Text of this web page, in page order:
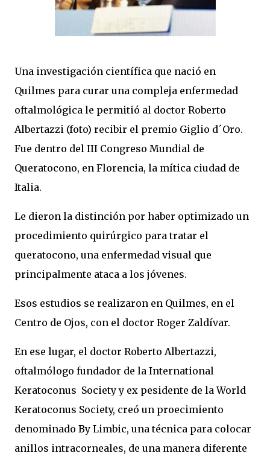
Una investigación científica que nació en
Quilmes para curar una compleja enfermedad
oftalmológica le permitió al doctor Roberto
Albertazzi (foto) recibir el premio Giglio d´Oro.
Fue dentro del III Congreso Mundial de
Queratocono, en Florencia, la mítica ciudad de
Italia.
Le dieron la distinción por haber optimizado un
procedimiento quirúrgico para tratar el
queratocono, una enfermedad visual que
principalmente ataca a los jóvenes.
Esos estudios se realizaron en Quilmes, en el
Centro de Ojos, con el doctor Roger Zaldívar.
En ese lugar, el doctor Roberto Albertazzi,
oftalmólogo fundador de la International
Keratoconus Society y ex pesidente de la World
Keratoconus Society, creó un proecimiento
denominado By Limbic, una técnica para colocar
anillos intracorneales, de una manera diferente